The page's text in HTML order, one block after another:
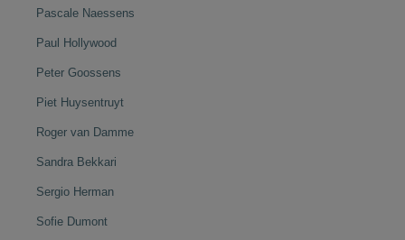
Pascale Naessens
Paul Hollywood
Peter Goossens
Piet Huysentruyt
Roger van Damme
Sandra Bekkari
Sergio Herman
Sofie Dumont